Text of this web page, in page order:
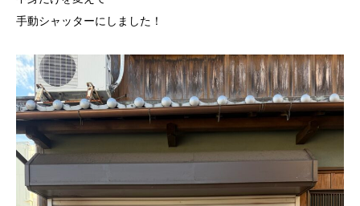
手動シャッターにしました！